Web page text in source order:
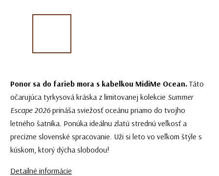
Ponor sa do farieb mora s kabelkou MidiMe Ocean.Táto
očarujúca tyrkysová kráska z limitovanej kolekcie Summer
Escape 2026 prináša sviežosť oceánu priamo do tvojho
letného šatníka. Ponúka ideálnu zlatú strednú veľkosť a
precízne slovenské spracovanie. Uži si leto vo veľkom štýle s
kúskom, ktorý dýcha slobodou!
Detailné informácie